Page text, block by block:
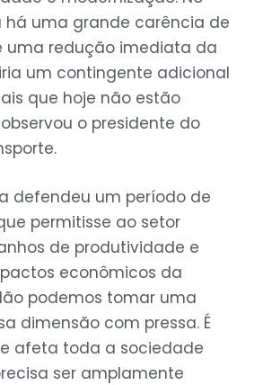
há uma grande carência de
uma redução imediata da
um contingente adicional
que hoje não estão
observou o presidente do
defendeu um período de
permitisse ao setor
de produtividade e
econômicos da
podemos tomar uma
dimensão com pressa. É
afeta toda a sociedade
ser amplamente